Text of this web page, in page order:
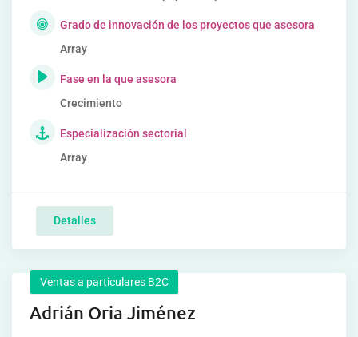
Grado de innovación de los proyectos que asesora
Array
Fase en la que asesora
Crecimiento
Especialización sectorial
Array
Detalles
Ventas a particulares B2C
Adrián Oria Jiménez